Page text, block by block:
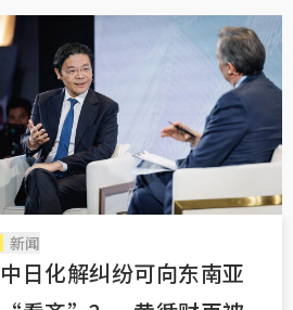
新闻
中日化解纠纷可向东南亚